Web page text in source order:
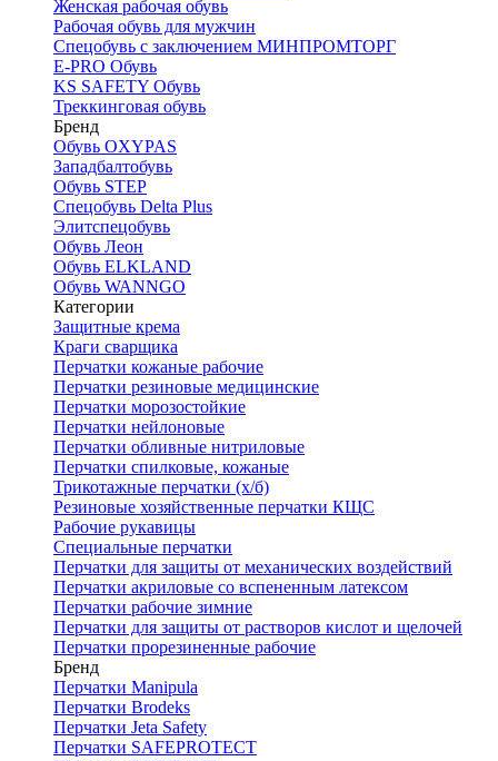
Женская рабочая обувь
Рабочая обувь для мужчин
Спецобувь с заключением МИНПРОМТОРГ
E-PRO Обувь
KS SAFETY Обувь
Треккинговая обувь
Бренд
Обувь OXYPAS
Западбалтобувь
Обувь STEP
Спецобувь Delta Plus
Элитспецобувь
Обувь Леон
Обувь ELKLAND
Обувь WANNGO
Категории
Защитные крема
Краги сварщика
Перчатки кожаные рабочие
Перчатки резиновые медицинские
Перчатки морозостойкие
Перчатки нейлоновые
Перчатки обливные нитриловые
Перчатки спилковые, кожаные
Трикотажные перчатки (х/б)
Резиновые хозяйственные перчатки КЩС
Рабочие рукавицы
Специальные перчатки
Перчатки для защиты от механических воздействий
Перчатки акриловые со вспененным латексом
Перчатки рабочие зимние
Перчатки для защиты от растворов кислот и щелочей
Перчатки прорезиненные рабочие
Бренд
Перчатки Manipula
Перчатки Brodeks
Перчатки Jeta Safety
Перчатки SAFEPROTECT